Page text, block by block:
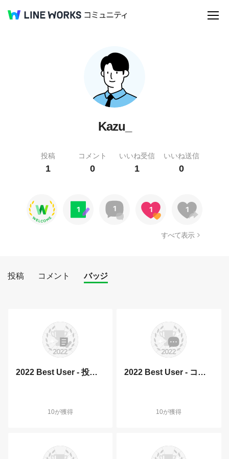
Kazu_
投稿
1
コメント
0
いいね受信
1
いいね送信
0
すべて表示
投稿 コメント バッジ
2022 Best User - 投稿部門
10が獲得
2022 Best User - コメント部門
10が獲得